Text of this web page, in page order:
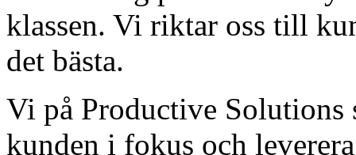
klassen. Vi riktar oss till
det bästa.
Vi på Productive Solutions
kunden i fokus och